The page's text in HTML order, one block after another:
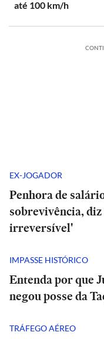
até 100 km/h
EX-JOGADOR
Penhora de
sobrevivência,
irreversível'
IMPASSE HISTÓRICO
Entenda por que
negou posse da
TRÁFEGO AÉREO